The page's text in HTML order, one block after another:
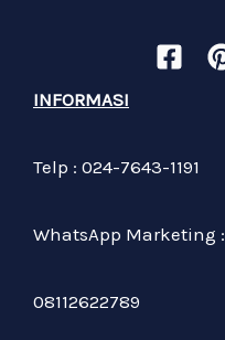
INFORMASI
Telp : 024-7643-1191
WhatsApp Marketing :
08112622789